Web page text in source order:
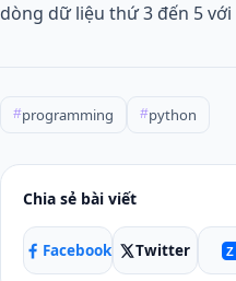
dòng dữ liệu thứ 3 đến 5 với
#programming #python
Chia sẻ bài viết
Facebook Twitter Z